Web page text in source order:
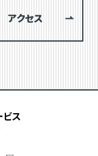
アクセス
ビス